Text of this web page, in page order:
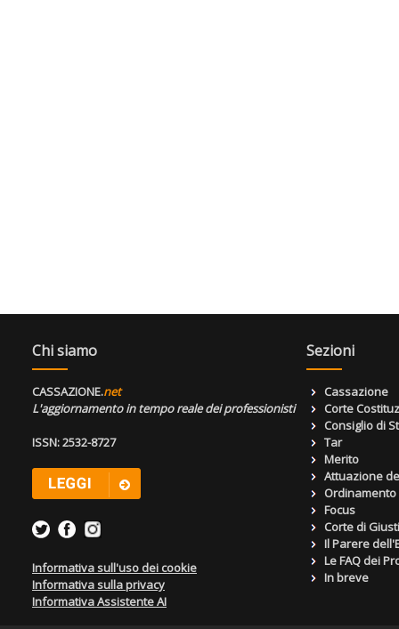
Chi siamo
CASSAZIONE.net
L'aggiornamento in tempo reale dei professionisti
ISSN: 2532-8727
Informativa sull'uso dei cookie
Informativa sulla privacy
Informativa Assistente AI
Sezioni
Cassazione
Corte
Consiglio di
Tar
Merito
Attuazione
Focus
Corte di
Il Parere
Le FAQ dei
In breve